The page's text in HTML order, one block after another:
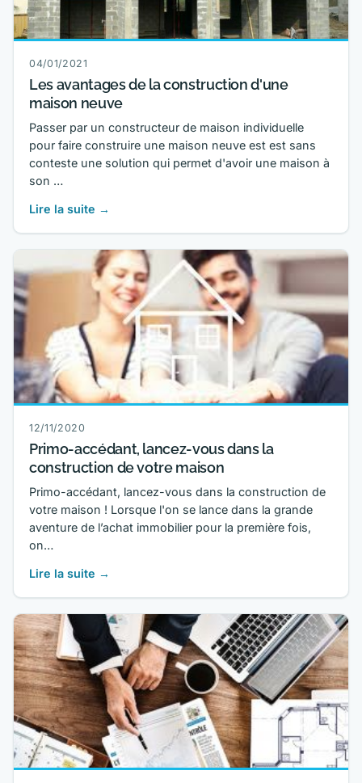
04/01/2021
Les avantages de la construction d'une
maison neuve
Passer par un constructeur de maison individuelle
pour faire construire une maison neuve est est sans
conteste une solution qui permet d'avoir une maison à
son …
Lire la suite →
12/11/2020
Primo-accédant, lancez-vous dans la
construction de votre maison
Primo-accédant, lancez-vous dans la construction de
votre maison ! Lorsque l'on se lance dans la grande
aventure de l’achat immobilier pour la première fois,
on…
Lire la suite →